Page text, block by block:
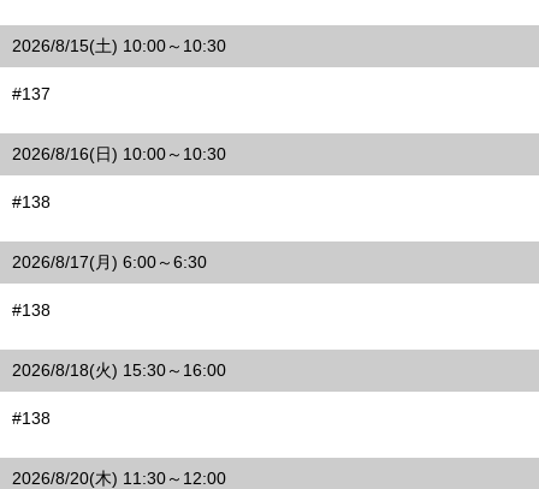
2026/8/15(土) 10:00～10:30
#137
2026/8/16(日) 10:00～10:30
#138
2026/8/17(月) 6:00～6:30
#138
2026/8/18(火) 15:30～16:00
#138
2026/8/20(木) 11:30～12:00